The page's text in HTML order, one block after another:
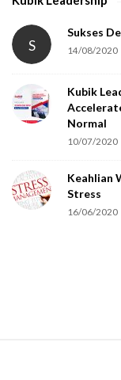
S
Sukses
14/08/2020
Kubik
Normal
10/07/2020
Keahlian
Stress
16/06/2020